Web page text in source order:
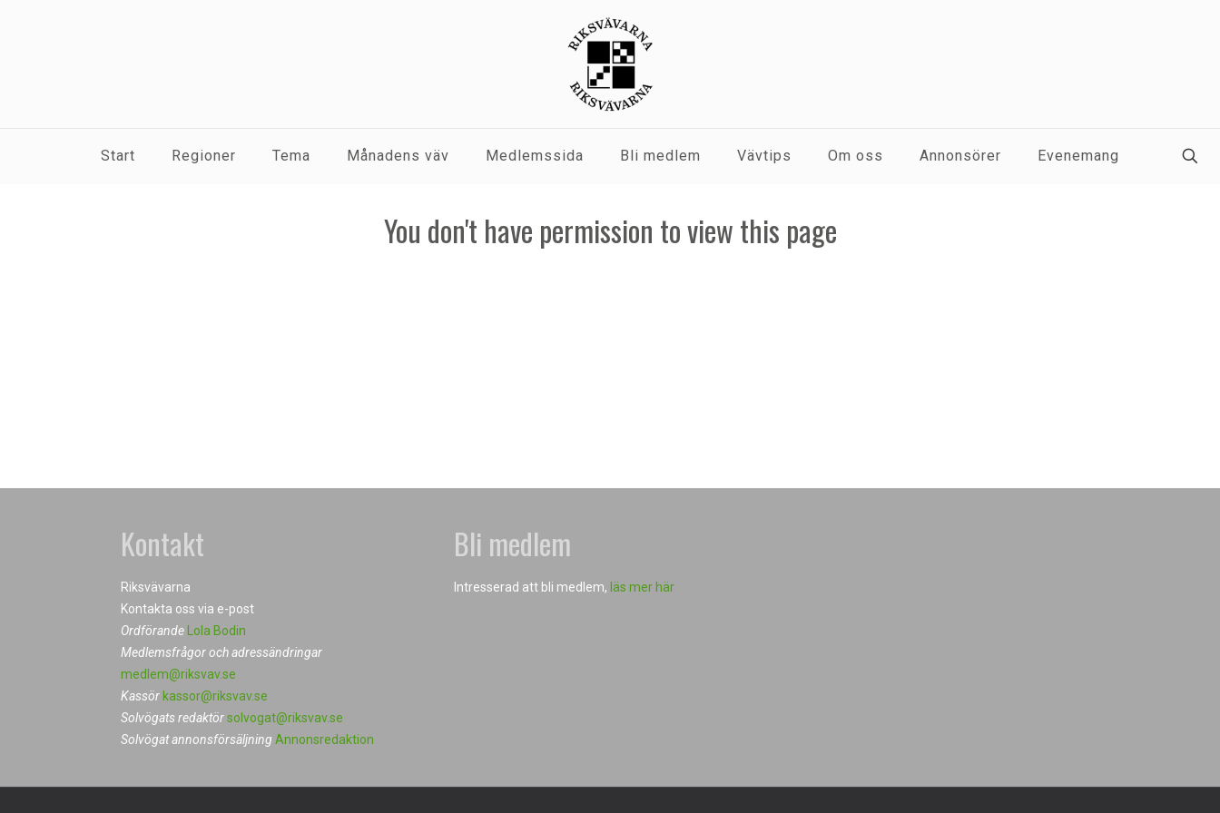
Start Regioner Tema Månadens väv Medlemssida Bli medlem Vävtips Om oss Annonsörer Evenemang
You don't have permission to view this page
Kontakt
Riksvävarna
Kontakta oss via e-post
Ordförande
Lola Bodin
Medlemsfrågor och adressändringar
medlem@riksvav.se
Kassör kassor@riksvav.se
Solvögats redaktörsolvogat@riksvav.se
Solvögat annonsförsäljning Annonsredaktion
Bli medlem
Intresserad att bli medlem, läs mer här